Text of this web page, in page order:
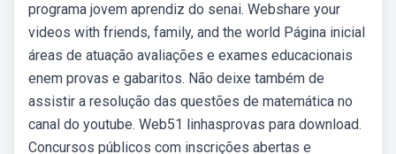
programa jovem aprendiz do senai. Webshare your
videos with friends, family, and the world Página inicial
áreas de atuação avaliações e exames educacionais
enem provas e gabaritos. Não deixe também de
assistir a resolução das questões de matemática no
canal do youtube. Web51 linhasprovas para download.
Concursos públicos com inscrições abertas e